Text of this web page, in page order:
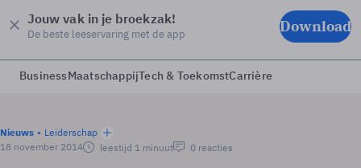
Jouw vak in je broekzak!
De beste leeservaring met de app Download
BusinessMaatschappijTech & ToekomstCarrière
Nieuws
Leiderschap
18 november 2014
leestijd 1 minuut 0 reacties